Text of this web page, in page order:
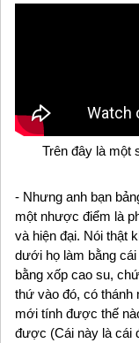
Trên đây là một
- Nhưng anh bạn
một nhược điểm là
và hiện đại. Nói thật
dưới họ làm bằng
bằng xốp cao su,
thứ vào đó, có
mới tính được thế
được (Cái này là cái